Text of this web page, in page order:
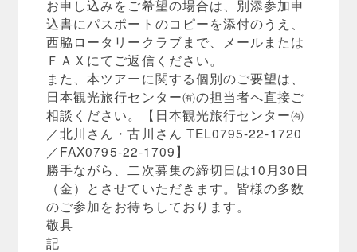
お申し込みをご希望の場合は、別添参加申
込書にパスポートのコピーを添付のうえ、
西脇ロータリークラブまで、メールまたは
ＦＡＸにてご返信ください。
また、本ツアーに関する個別のご要望は、
日本観光旅行センター㈲の担当者へ直接ご
相談ください。【日本観光旅行センター㈲
／北川さん・古川さん TEL0795-22-1720
／FAX0795-22-1709】
勝手ながら、二次募集の締切日は10月30日
（金）とさせていただきます。皆様の多数
のご参加をお待ちしております。
敬具
記